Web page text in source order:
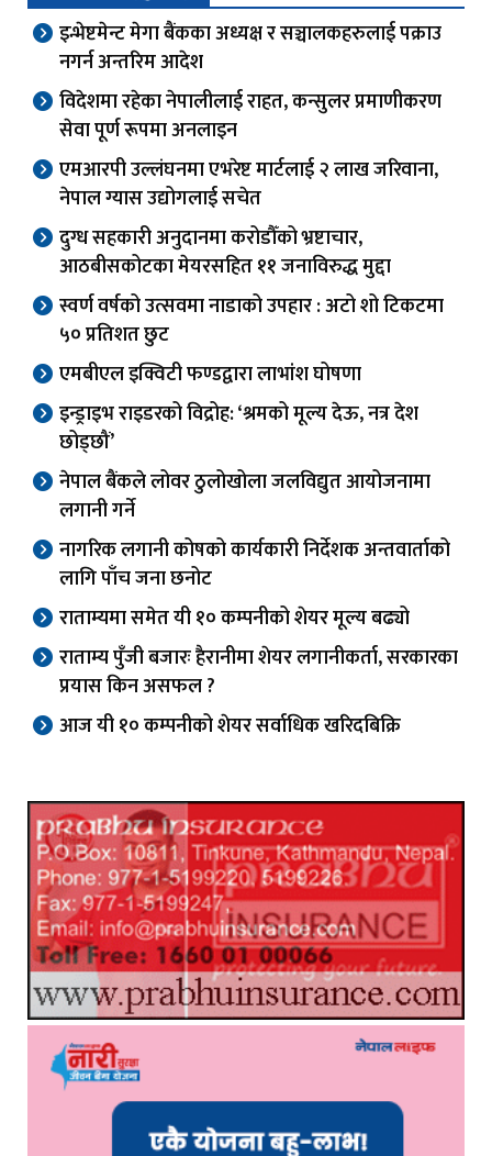
इन्भेष्टमेन्ट मेगा बैंकका अध्यक्ष र सञ्चालकहरुलाई पक्राउ
नगर्न अन्तरिम आदेश
विदेशमा रहेका नेपालीलाई राहत, कन्सुलर प्रमाणीकरण
सेवा पूर्ण रूपमा अनलाइन
एमआरपी उल्लंघनमा एभरेष्ट मार्टलाई २ लाख जरिवाना,
नेपाल ग्यास उद्योगलाई सचेत
दुग्ध सहकारी अनुदानमा करोडौँको भ्रष्टाचार,
आठबीसकोटका मेयरसहित ११ जनाविरुद्ध मुद्दा
स्वर्ण वर्षको उत्सवमा नाडाको उपहार : अटो शो टिकटमा
५० प्रतिशत छुट
एमबीएल इक्विटी फण्डद्वारा लाभांश घोषणा
इन्ड्राइभ राइडरको विद्रोह: ‘श्रमको मूल्य देऊ, नत्र देश
छोड्छौं’
नेपाल बैंकले लोवर ठुलोखोला जलविद्युत आयोजनामा
लगानी गर्ने
नागरिक लगानी कोषको कार्यकारी निर्देशक अन्तवार्ताको
लागि पाँच जना छनोट
राताम्यमा समेत यी १० कम्पनीको शेयर मूल्य बढ्यो
राताम्य पुँजी बजारः हैरानीमा शेयर लगानीकर्ता, सरकारका
प्रयास किन असफल ?
आज यी १० कम्पनीको शेयर सर्वाधिक खरिदबिक्रि